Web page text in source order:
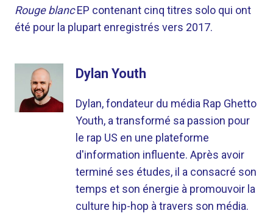
Rouge blancEP contenant cinq titres solo qui ont
été pour la plupart enregistrés vers 2017.
Dylan Youth
Dylan, fondateur du média Rap Ghetto
Youth, a transformé sa passion pour
le rap US en une plateforme
d'information influente. Après avoir
terminé ses études, il a consacré son
temps et son énergie à promouvoir la
culture hip-hop à travers son média.